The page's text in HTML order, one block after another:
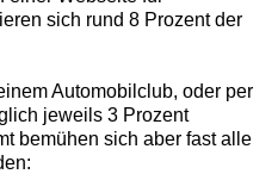
sich rund 8 Prozent der
Automobilclub, oder per
jeweils 3 Prozent
bemühen sich aber fast alle